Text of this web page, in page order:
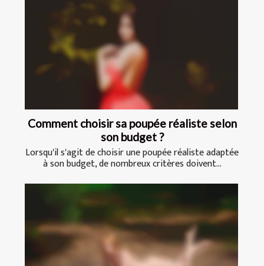
Comment choisir sa poupée réaliste selon
son budget ?
Lorsqu'il s'agit de choisir une poupée réaliste adaptée
à son budget, de nombreux critères doivent...